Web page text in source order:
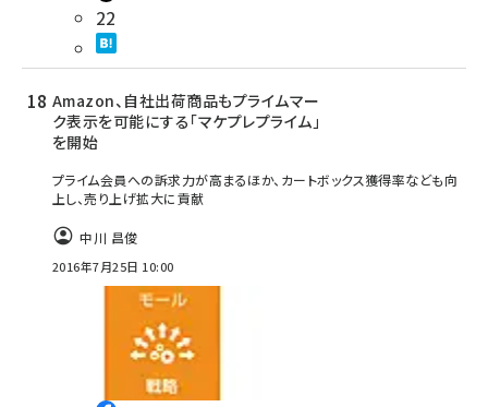
22
Amazon、自社出荷商品もプライムマー
ク表示を可能にする「マケプレプライム」
を開始
プライム会員への訴求力が高まるほか、カートボックス獲得率なども向
上し、売り上げ拡大に貢献
中川 昌俊
2016年7月25日 10:00